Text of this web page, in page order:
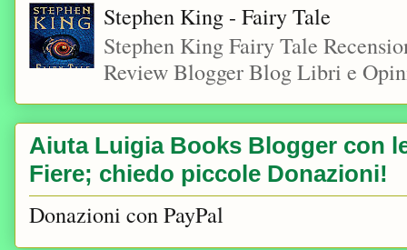
Stephen King - Fairy Tale
Stephen King Fairy Tale
Review Blogger Blog Libri e
Aiuta Luigia Books Blogger con
Fiere; chiedo piccole Donazioni!
Donazioni con PayPal